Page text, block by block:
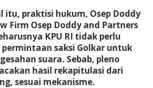
itu, praktisi hukum, Osep Doddy
Firm Osep Doddy and Partners
KPU RI tidak perlu
saksi Golkar untuk
suara. Sebab, pleno
hasil rekapitulasi dari
sesuai mekanisme.